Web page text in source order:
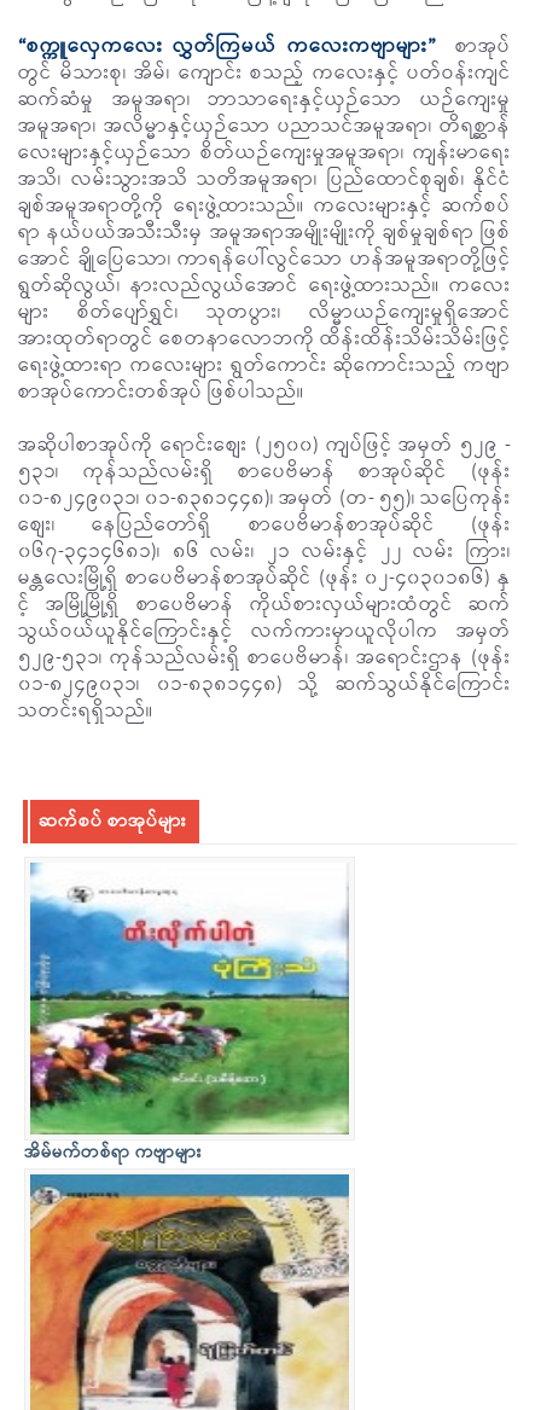
“စက္ကူလှေကလေး လွှတ်ကြမယ် ကလေးကဗျာများ”
စာအုပ်
တွင် မိသားစု၊ အိမ်၊ ကျောင်း စသည့် ကလေးနှင့် ပတ်ဝန်းကျင်
ဆက်ဆံမှု အမူအရာ၊ ဘာသာရေးနှင့်ယှဉ်သော ယဉ်ကျေးမှု
အမူအရာ၊ အလိမ္မာနှင့်ယှဉ်သော ပညာသင်အမူအရာ၊ တိရစ္ဆာန်
လေးများနှင့်ယှဉ်သော စိတ်ယဉ်ကျေးမှုအမူအရာ၊ ကျန်းမာရေး
အသိ၊ လမ်းသွားအသိ သတိအမူအရာ၊ ပြည်ထောင်စုချစ်၊ နိုင်ငံ
ချစ်အမူအရာတို့ကို ရေးဖွဲ့ထားသည်။ ကလေးများနှင့် ဆက်စပ်
ရာ နယ်ပယ်အသီးသီးမှ အမူအရာအမျိုးမျိုးကို ချစ်မှုချစ်ရာ ဖြစ်
အောင် ချိုပြေသော၊ ကာရန်ပေါ်လွင်သော ဟန်အမူအရာတို့ဖြင့်
ရွတ်ဆိုလွယ်၊ နားလည်လွယ်အောင် ရေးဖွဲ့ထားသည်။ ကလေး
များ စိတ်ပျော်ရွှင်၊ သုတပွား၊ လိမ္မာယဉ်ကျေးမှုရှိအောင်
အားထုတ်ရာတွင် စေတနာလောဘကို ထိန်းထိန်းသိမ်းသိမ်းဖြင့်
ရေးဖွဲ့ထားရာ ကလေးများ ရွတ်ကောင်း ဆိုကောင်းသည့် ကဗျာ
စာအုပ်ကောင်းတစ်အုပ် ဖြစ်ပါသည်။
အဆိုပါစာအုပ်ကို ရောင်းစျေး (၂၅၀၀) ကျပ်ဖြင့် အမှတ် ၅၂၉ -
၅၃၁၊ ကုန်သည်လမ်းရှိ စာပေဗိမာန် စာအုပ်ဆိုင် (ဖုန်း
၀၁-၈၂၄၉၀၃၁၊ ၀၁-၈၃၈၁၄၄၈)၊ အမှတ် (တ- ၅၅)၊ သပြေကုန်း
စျေး၊ နေပြည်တော်ရှိ စာပေဗိမာန်စာအုပ်ဆိုင် (ဖုန်း
၀၆၇-၃၄၁၄၆၈၁)၊ ၈၆ လမ်း၊ ၂၁ လမ်းနှင့် ၂၂ လမ်း ကြား၊
မန္တလေးမြို့ရှိ စာပေဗိမာန်စာအုပ်ဆိုင် (ဖုန်း ၀၂-၄၀၃၀၁၈၆) နှ
င့် အမြို့မြို့ရှိ စာပေဗိမာန် ကိုယ်စားလှယ်များထံတွင် ဆက်
သွယ်ဝယ်ယူနိုင်ကြောင်းနှင့် လက်ကားမှာယူလိုပါက အမှတ်
၅၂၉-၅၃၁၊ ကုန်သည်လမ်းရှိ စာပေဗိမာန်၊ အရောင်းဌာန (ဖုန်း
၀၁-၈၂၄၉၀၃၁၊ ၀၁-၈၃၈၁၄၄၈) သို့ ဆက်သွယ်နိုင်ကြောင်း
သတင်းရရှိသည်။
ဆက်စပ် စာအုပ်များ
အိမ်မက်တစ်ရာ ကဗျာများ